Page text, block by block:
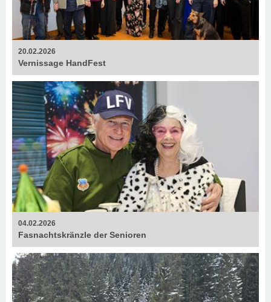
20.02.2026
Vernissage HandFest
04.02.2026
Fasnachtskränzle der Senioren